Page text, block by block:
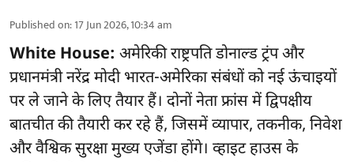
Published on:17 Jun 2026, 10:34 am
White House: अमेरिकी राष्ट्रपति डोनाल्ड ट्रंप और
प्रधानमंत्री नरेंद्र मोदी भारत-अमेरिका संबंधों को नई ऊंचाइयों
पर ले जाने के लिए तैयार हैं। दोनों नेता फ्रांस में द्विपक्षीय
बातचीत की तैयारी कर रहे हैं, जिसमें व्यापार, तकनीक, निवेश
और वैश्विक सुरक्षा मुख्य एजेंडा होंगे। व्हाइट हाउस के